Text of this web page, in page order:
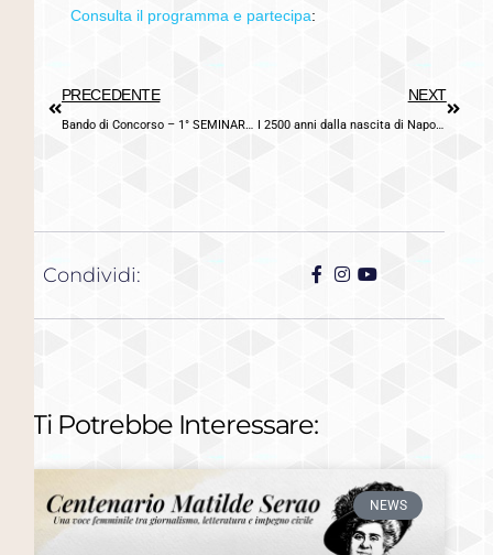
Consulta il programma e partecipa:
PRECEDENTE
Bando di Concorso – 1° SEMINARIO di studi dottorali | Elementi visibili e invisibili del libro manoscritto nei paesi del Mediterraneo
NEXT
I 2500 anni dalla nascita di Napoli. Stratificazioni culturali
Condividi:
Ti Potrebbe Interessare:
NEWS